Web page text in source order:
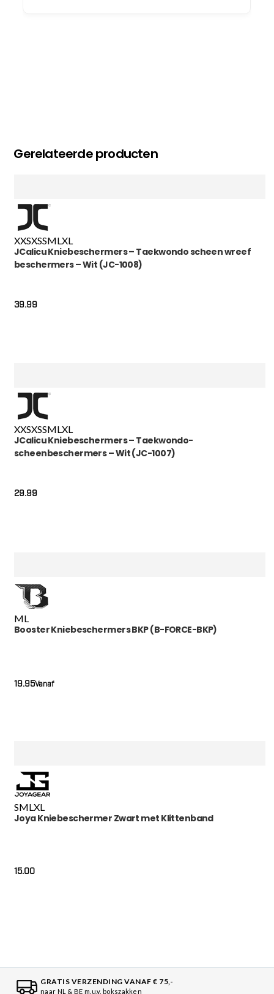
Gerelateerde producten
XXSXSSML XL
JCalicu Kniebeschermers – Taekwondo scheen wreef
beschermers – Wit (JC-1008)
39.99
XXSXSSMLXL
JCalicu Kniebeschermers – Taekwondo-
scheenbeschermers – Wit (JC-1007)
29.99
ML
Booster Kniebeschermers BKP (B-FORCE-BKP)
Vanaf
19.95
SMLXL
Joya Kniebeschermer Zwart met Klittenband
15.00
GRATIS VERZENDING VANAF € 75,-
naar NL & BE m.u.v. bokszakken